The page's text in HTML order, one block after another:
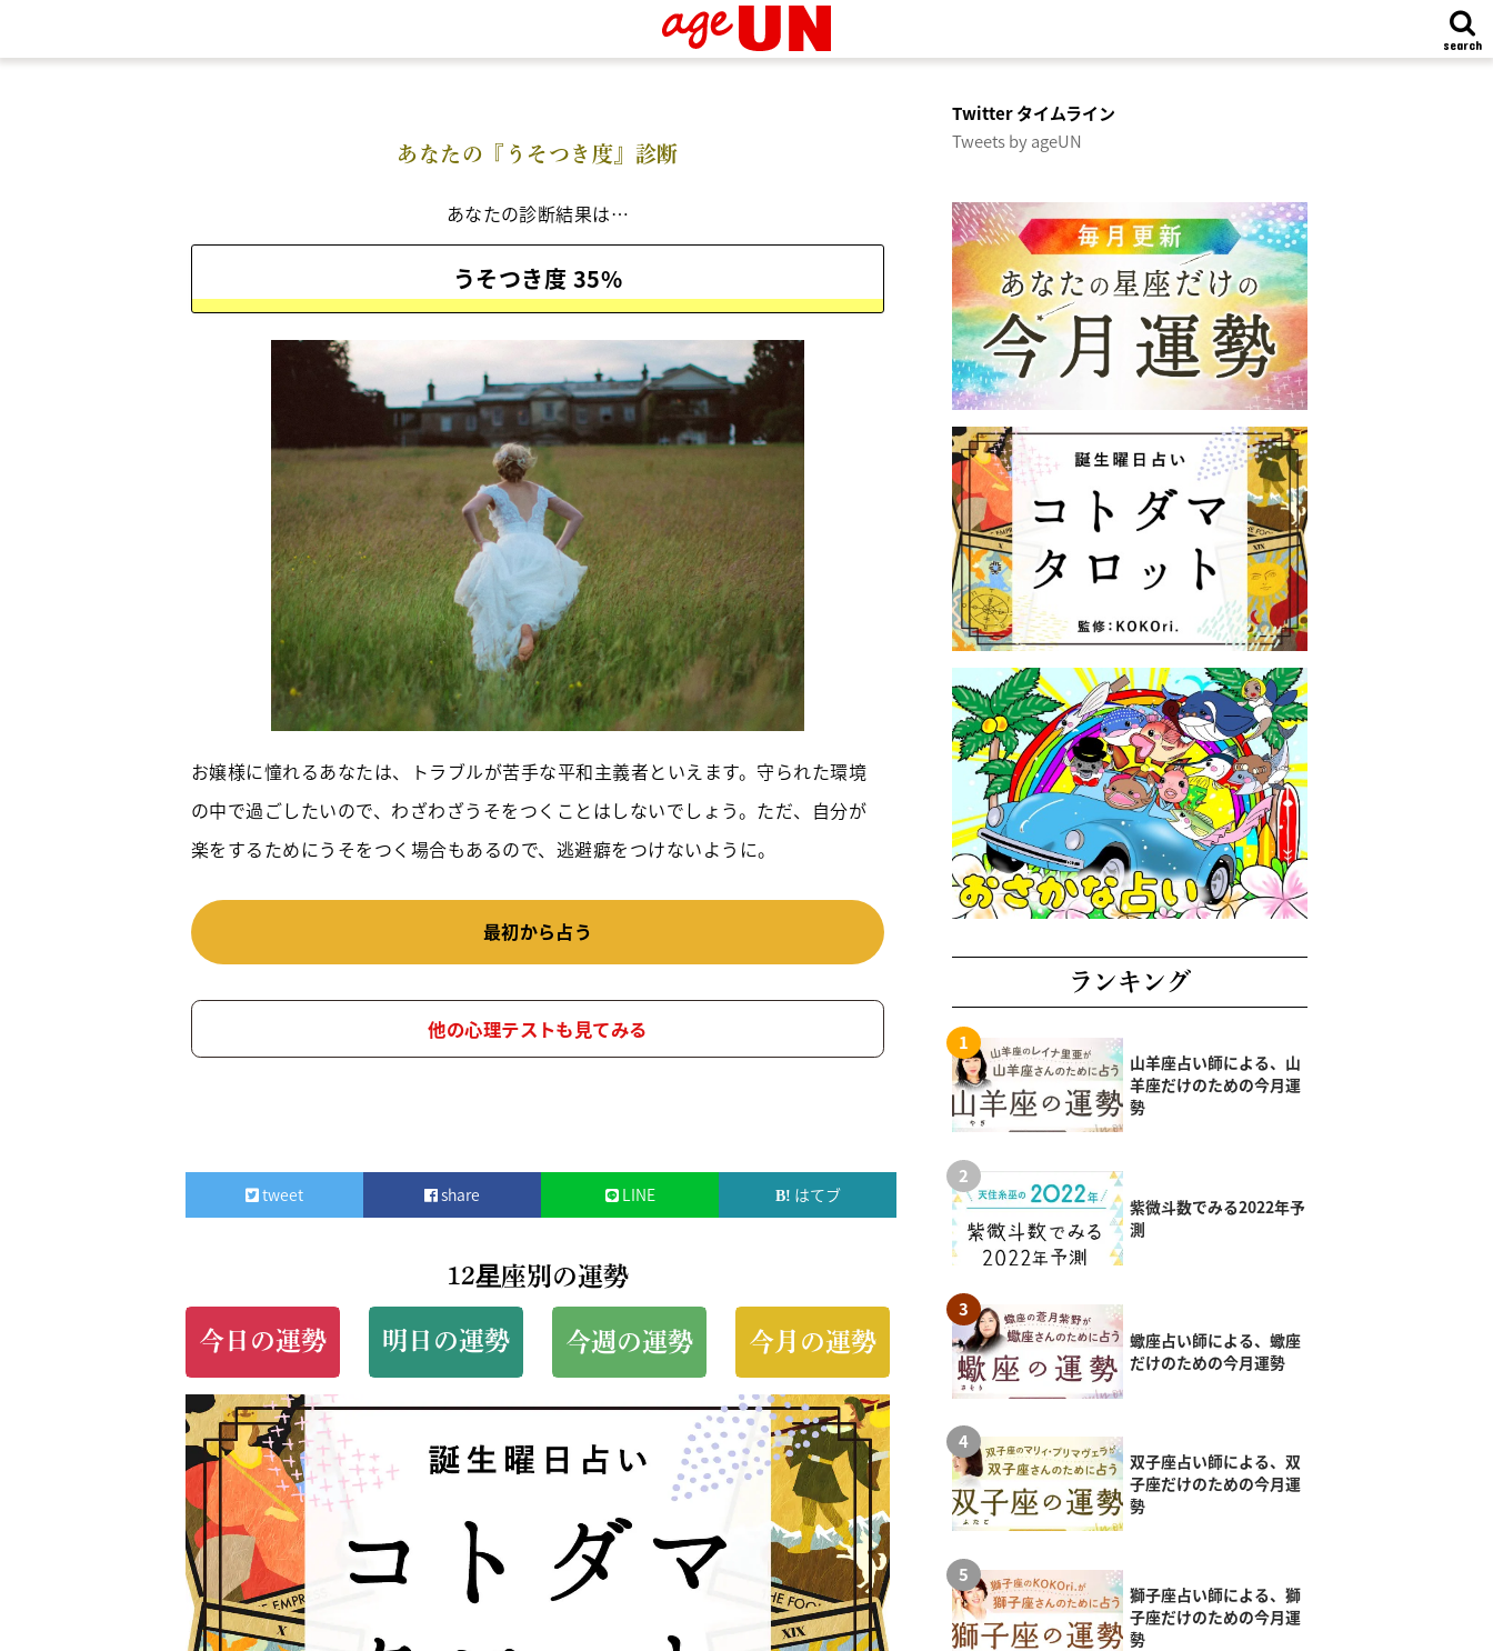
search
あなたの『うそつき度』診断
あなたの診断結果は…
うそつき度 35%
お嬢様に憧れるあなたは、トラブルが苦手な平和主義者といえます。守られた環境
の中で過ごしたいので、わざわざうそをつくことはしないでしょう。ただ、自分が
楽をするためにうそをつく場合もあるので、逃避癖をつけないように。
最初から占う
他の心理テストも見てみる
tweet share LINE はてブ
12星座別の運勢
今日の運勢 明日の運勢 今週の運勢 今月の運勢
Twitter タイムライン
Tweets by ageUN
ランキング
山羊座占い師による、山
羊座だけのための今月運
勢
紫微斗数でみる2022年予
測
蠍座占い師による、蠍座
だけのための今月運勢
双子座占い師による、双
子座だけのための今月運
勢
獅子座占い師による、獅
子座だけのための今月運
勢